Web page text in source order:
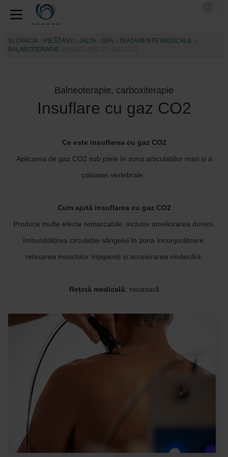
SLOVACIA PIEŠŤANY JALTA SPA
TRATAMENTE MEDICALE
BALNEOTERAPIE
Balneoterapie, carboxiterapie
Insuflare cu gaz CO2
Ce este insuflarea cu gaz CO2
Aplicarea de gaz CO2 sub piele în zona articulațiilor mari și a
coloanei vertebrale.
Cum ajută insuflarea cu gaz CO2
Produce multe efecte remarcabile, inclusiv ameliorarea durerii,
îmbunătățirea circulației sângelui în zona înconjurătoare,
relaxarea mușchilor înțepeniți și accelerarea vindecării.
Rețetă medicală: necesară